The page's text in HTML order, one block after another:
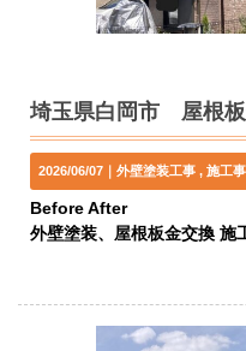
2026/06/07｜外壁塗装工事 施工
Before After
外壁塗装、屋根板金交換 施